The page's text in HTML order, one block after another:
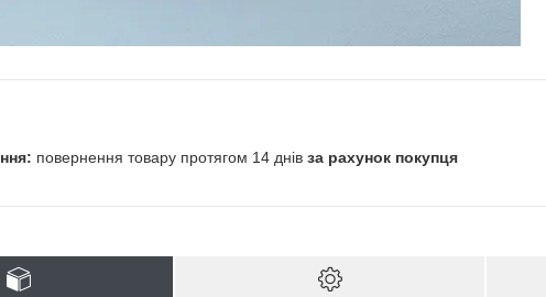
повернення товару протягом 14 днів за рахунок покупця